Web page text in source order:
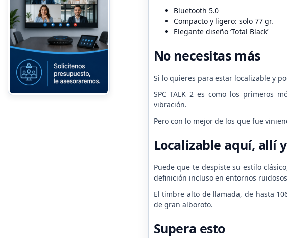
Bluetooth 5.0
Compacto y ligero: solo 77 gr.
Elegante diseño ‘Total Black’
No necesitas más
Si lo quieres para estar localizable y
SPC TALK 2 es como los primeros
vibración.
Pero con lo mejor de los que fue
Localizable aquí, allí
Puede que te despiste su estilo
definición incluso en entornos
El timbre alto de llamada, de hasta
de gran alboroto.
Supera esto